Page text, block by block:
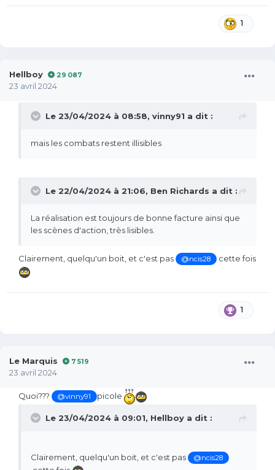
1
Hellboy 29 087
23 avril 2024
Le 23/04/2024 à 08:58, vinny91 a dit :
mais les combats restent illisibles
Le 22/04/2024 à 21:06, Ben Richards a dit :
La réalisation est toujours de bonne facture ainsi que
les scènes d'action, très lisibles.
Clairement, quelqu'un boit, et c'est pas @ncis28 cette fois
1
Le Marquis 7 519
23 avril 2024
Quoi??? @vinny91 picole
Le 23/04/2024 à 09:01, Hellboy a dit :
Clairement, quelqu'un boit, et c'est pas @ncis28